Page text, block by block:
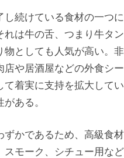
し続けている食材の一つ
れは牛の舌、つまり牛タ
物としても人気が高い。
店や居酒屋などの外食シ
着実に支持を拡大して
ある。
ずかであるため、高級食
スモーク、シチュー用な